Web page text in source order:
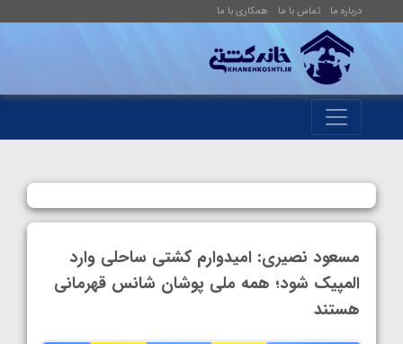
درباره ما تماس با ما همکاری با ما
مسعود نصیری: امیدوارم کشتی ساحلی وارد
المپیک شود؛ همه ملی پوشان شانس قهرمانی
هستند